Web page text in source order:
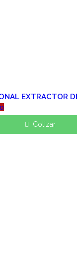
EXTRACTOR
Cotizar